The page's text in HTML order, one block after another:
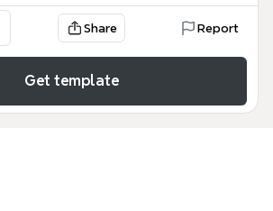
Share Report
Get template